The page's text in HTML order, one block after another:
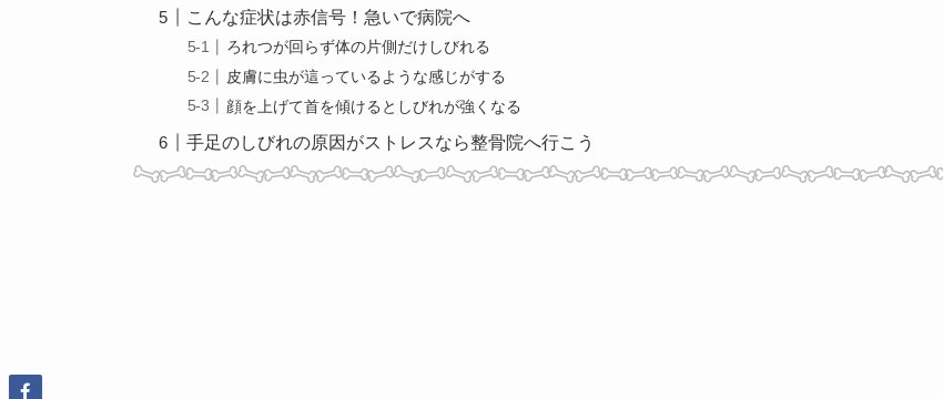
こんな症状は赤信号！急いで病院へ
ろれつが回らず体の片側だけしびれる
皮膚に虫が這っているような感じがする
顔を上げて首を傾けるとしびれが強くなる
手足のしびれの原因がストレスなら整骨院へ行こう